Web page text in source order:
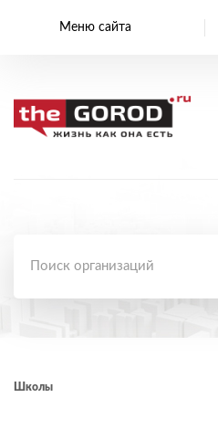
Меню сайта
Школы